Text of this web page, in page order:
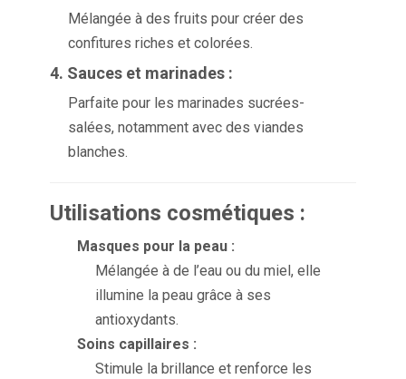
Mélangée à des fruits pour créer des
confitures riches et colorées.
4. Sauces et marinades :
Parfaite pour les marinades sucrées-
salées, notamment avec des viandes
blanches.
Utilisations cosmétiques :
Masques pour la peau :
Mélangée à de l’eau ou du miel, elle
illumine la peau grâce à ses
antioxydants.
Soins capillaires :
Stimule la brillance et renforce les